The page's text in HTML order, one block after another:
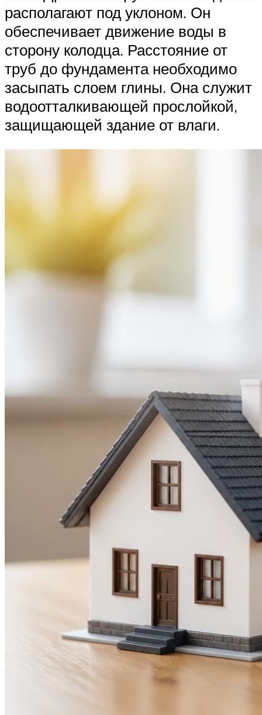
располагают под уклоном. Он
обеспечивает движение воды в
сторону колодца. Расстояние от
труб до фундамента необходимо
засыпать слоем глины. Она служит
водоотталкивающей прослойкой,
защищающей здание от влаги.